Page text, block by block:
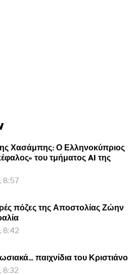
Χασάμπης: Ο Ελληνοκύπριος
του τμήματος AI της
8:57
πόζες της Αποστολίας Ζώην
8:42
παιχνίδια του Κριστιάνο
8:32